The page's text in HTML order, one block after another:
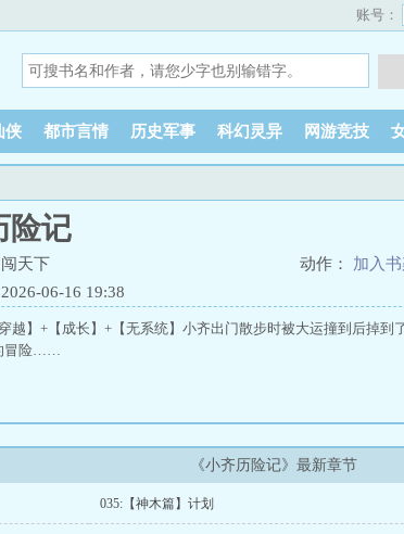
账号：
侠 都市言情 历史军事 科幻灵异 网游竞技
险记
天下 动作： 加入
06-16 19:38
穿越】+【成长】+【无系统】小齐出门散步时被大运撞到后掉
冒险……
《小齐历险记》最新章节
035:【神木篇】计划